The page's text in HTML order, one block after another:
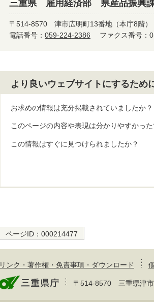
三重県 雇用経済部 県産品振興
〒514-8570 津市広明町13番地（本庁8階）
電話番号： 059-224-2386 ファクス番号
より良いウェブサイトにするため
お求めの情報は充分掲載されていましたか？
このページの内容や表現は分かりやすかった
この情報はすぐに見つけられましたか？
ページID： 000214477
リンク・著作権・免責事項・ダウンロード
〒514-8570 三重県津